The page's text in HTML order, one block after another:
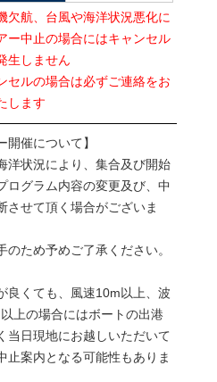
欠航、台風や海洋状況悪化に
ー中止の場合にはキャンセル
生しません
セルの場合は必ずご連絡をお
します
開催について】
洋状況により、集合及び開始
ログラム内容の変更及び、中
させて頂く場合がございま
のため予めご了承ください。
良くても、風速10m以上、波
上の場合にはボートの出港
当日現地にお越しいただいて
止案内となる可能性もありま